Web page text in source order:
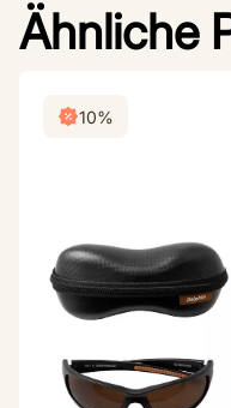
Ähnliche
10%